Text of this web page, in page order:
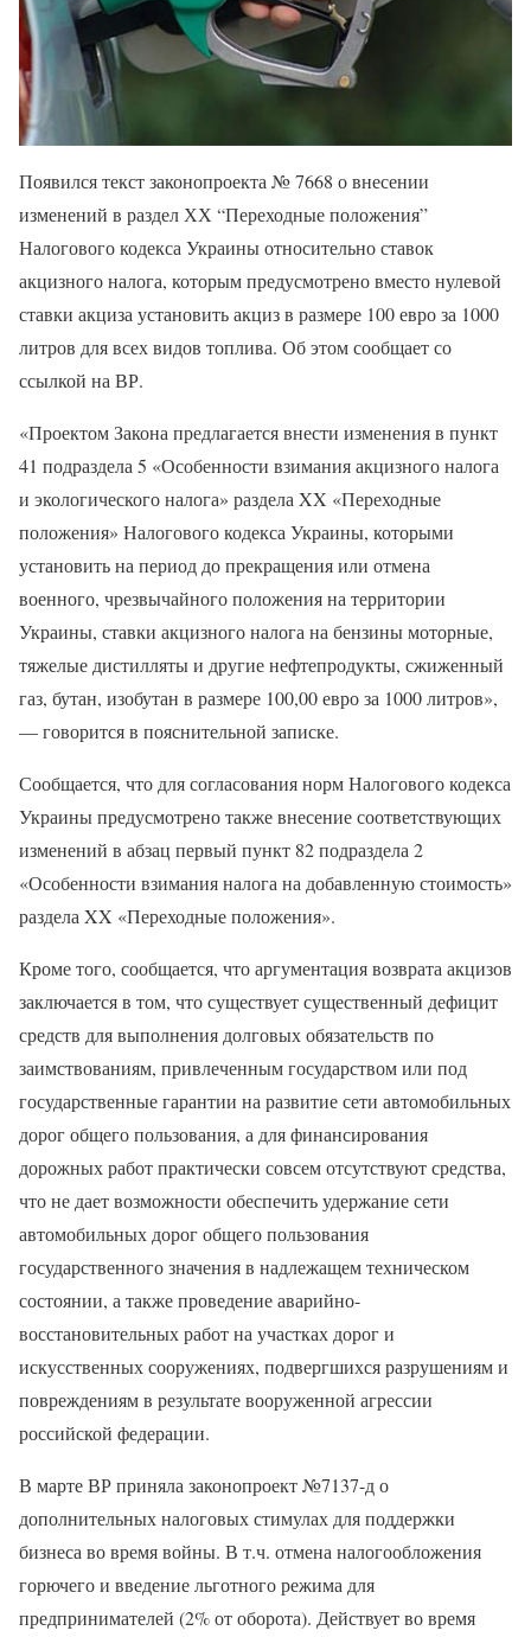
Появился текст законопроекта № 7668 о внесении
изменений в раздел ХХ “Переходные положения”
Налогового кодекса Украины относительно ставок
акцизного налога, которым предусмотрено вместо нулевой
ставки акциза установить акциз в размере 100 евро за 1000
литров для всех видов топлива. Об этом сообщает со
ссылкой на ВР.
«Проектом Закона предлагается внести изменения в пункт
41 подраздела 5 «Особенности взимания акцизного налога
и экологического налога» раздела XX «Переходные
положения» Налогового кодекса Украины, которыми
установить на период до прекращения или отмена
военного, чрезвычайного положения на территории
Украины, ставки акцизного налога на бензины моторные,
тяжелые дистилляты и другие нефтепродукты, сжиженный
газ, бутан, изобутан в размере 100,00 евро за 1000 литров»,
— говорится в пояснительной записке.
Сообщается, что для согласования норм Налогового кодекса
Украины предусмотрено также внесение соответствующих
изменений в абзац первый пункт 82 подраздела 2
«Особенности взимания налога на добавленную стоимость»
раздела XX «Переходные положения».
Кроме того, сообщается, что аргументация возврата акцизов
заключается в том, что существует существенный дефицит
средств для выполнения долговых обязательств по
заимствованиям, привлеченным государством или под
государственные гарантии на развитие сети автомобильных
дорог общего пользования, а для финансирования
дорожных работ практически совсем отсутствуют средства,
что не дает возможности обеспечить удержание сети
автомобильных дорог общего пользования
государственного значения в надлежащем техническом
состоянии, а также проведение аварийно-
восстановительных работ на участках дорог и
искусственных сооружениях, подвергшихся разрушениям и
повреждениям в результате вооруженной агрессии
российской федерации.
В марте ВР приняла законопроект №7137-д о
дополнительных налоговых стимулах для поддержки
бизнеса во время войны. В т.ч. отмена налогообложения
горючего и введение льготного режима для
предпринимателей (2% от оборота). Действует во время